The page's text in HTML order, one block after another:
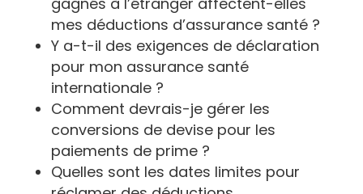
mes déductions d’assurance santé ?
Y a-t-il des exigences de déclaration
pour mon assurance santé
internationale ?
Comment devrais-je gérer les
conversions de devise pour les
paiements de prime ?
Quelles sont les dates limites pour